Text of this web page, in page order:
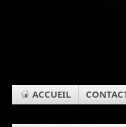
ACCUEIL